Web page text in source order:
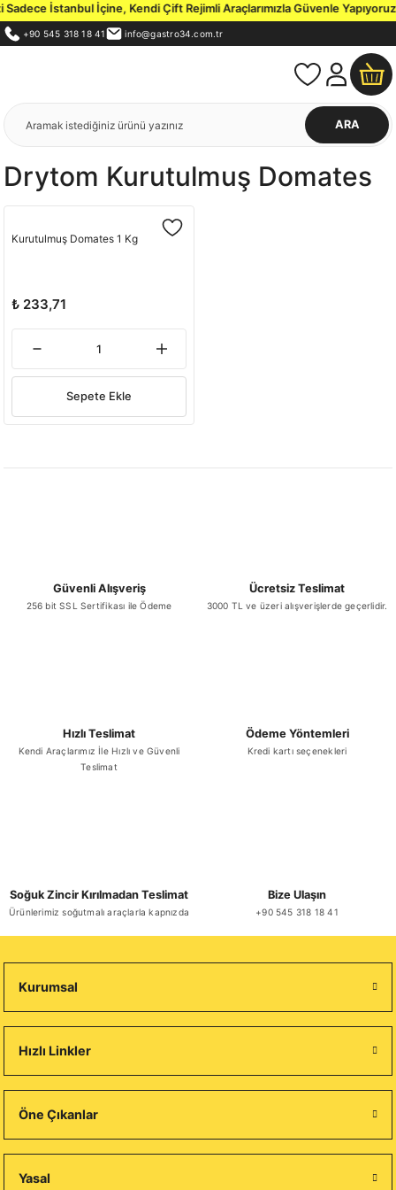
İstanbul İçine, Kendi Çift Rejimli Araçlarımızla Güvenle Yapıyoruz.
+90 545 318 18 41 info@gastro34.com.tr
ARA
Drytom Kurutulmuş Domates
Kurutulmuş Domates 1 Kg
₺ 233,71
Sepete Ekle
Güvenli Alışveriş
256 bit SSL Sertifikası ile Ödeme
Ücretsiz Teslimat
3000 TL ve üzeri alışverişlerde geçerlidir.
Hızlı Teslimat
Kendi Araçlarımız İle Hızlı ve Güvenli
Teslimat
Ödeme Yöntemleri
Kredi kartı seçenekleri
Soğuk Zincir Kırılmadan Teslimat
Ürünlerimiz soğutmalı araçlarla kapnızda
Bize Ulaşın
+90 545 318 18 41
Kurumsal
Hızlı Linkler
Öne Çıkanlar
Yasal